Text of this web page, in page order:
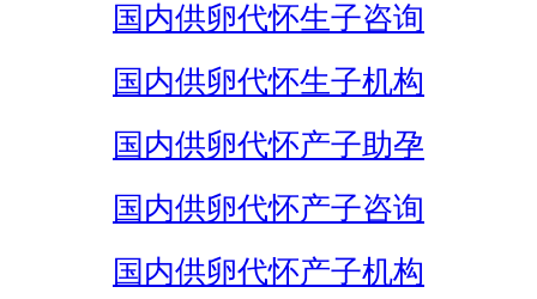
国内供卵代怀生子咨询
国内供卵代怀生子机构
国内供卵代怀产子助孕
国内供卵代怀产子咨询
国内供卵代怀产子机构